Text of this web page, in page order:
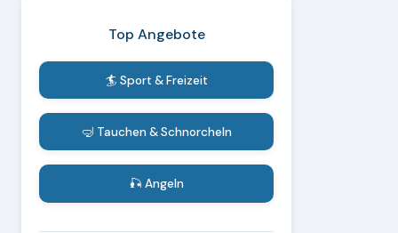
Top Angebote
🏄 Sport & Freizeit
🤿 Tauchen & Schnorcheln
🎣 Angeln